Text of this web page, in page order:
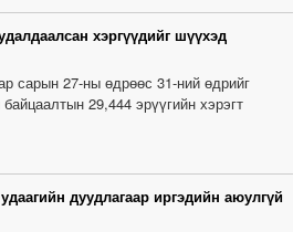
хэргүүдийг шүүхэд
сарын 27-ны өдрөөс 31-ний өдрийг
29,444 эрүүгийн хэрэгт
дуудлагаар иргэдийн аюулгүй